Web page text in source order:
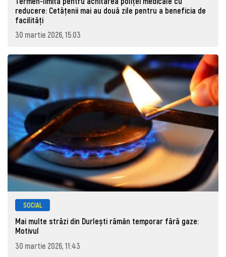
reducere: Cetățenii mai au două zile pentru a beneficia de
facilități
30 martie 2026, 15:03
SOCIAL
Mai multe străzi din Durlești rămân temporar fără gaze:
Motivul
30 martie 2026, 11:43